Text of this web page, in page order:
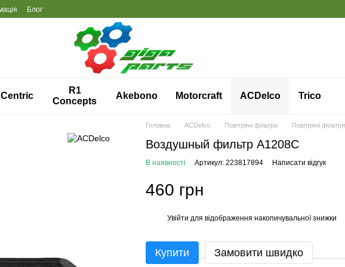
Блог
Centric
R1
Concepts
Akebono Motorcraft ACDelco Trico
Головна ACDelco Повітряні фільтри Повітряні
Воздушный фильтр A1208C
В наявності Артикул: 223817894 Написати відгук
460 грн
Увійти для відображення накопичувальної знижки
Купити Замовити швидко